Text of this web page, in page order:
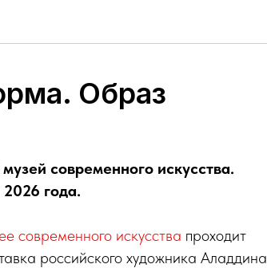
Образ
современного искусства.
года.
современного искусства проходит
российского художника Аладдина